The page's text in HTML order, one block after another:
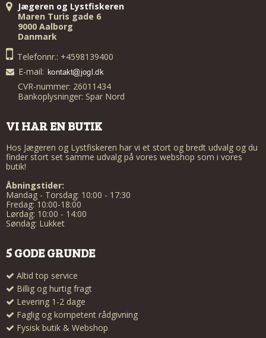
Jægeren og Lystfiskeren
Maren Turis gade 6
9000 Aalborg
Danmark
Telefonnr.: +4598139400
E-mail:
CVR-nummer: 26011434
Bankoplysninger: Spar Nord
VI HAR EN BUTIK
Hos Jægeren og Lystfiskeren har vi et stort og bredt udvalg og du
finder stort set samme udvalg på vores webshop som i vores
butik!
Åbningstider:
Mandag - Torsdag: 10:00 - 17:30
Fredag: 10:00-18:00
Lørdag: 10:00 - 14:00
Søndag: Lukket
5 GODE GRUNDE
Altid top service
Billig og hurtig fragt
Levering 1-2 dage
Faglig og kompetent rådgivning
Fysisk butik & Webshop